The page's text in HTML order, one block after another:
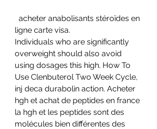
ligne carte visa.
Individuals who are significantly
overweight should also avoid
using dosages this high. How To
Use Clenbuterol Two Week Cycle,
inj deca durabolin action. Acheter
hgh et achat de peptides en france
la hgh et les peptides sont des
molécules bien différentes des